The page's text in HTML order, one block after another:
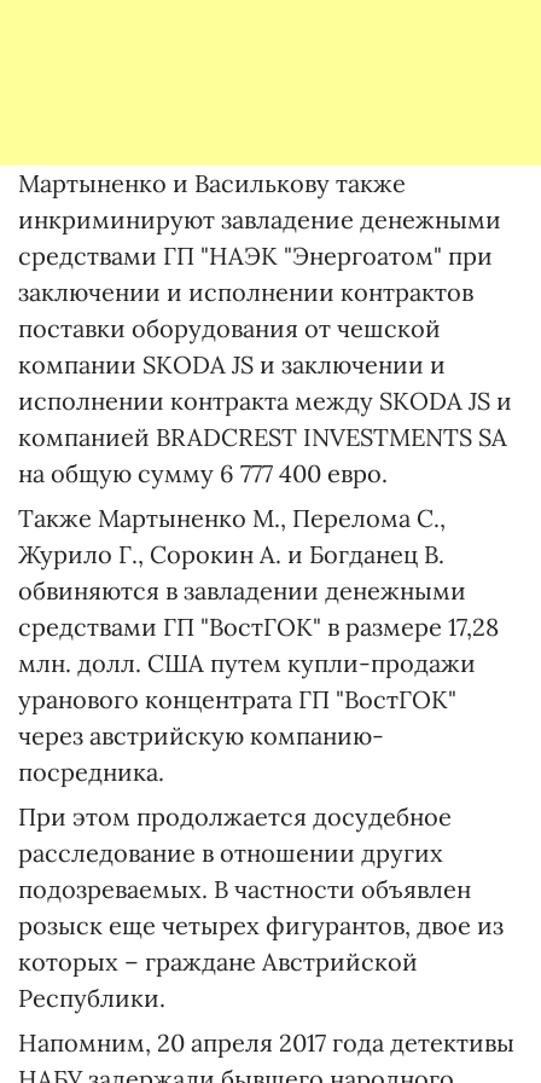
Мартыненко и Василькову также
инкриминируют завладение денежными
средствами ГП "НАЭК "Энергоатом" при
заключении и исполнении контрактов
поставки оборудования от чешской
компании SKODA JS и заключении и
исполнении контракта между SKODA JS и
компанией BRADCREST INVESTMENTS SA
на общую сумму 6 777 400 евро.
Также Мартыненко М., Перелома С.,
Журило Г., Сорокин А. и Богданец В.
обвиняются в завладении денежными
средствами ГП "ВостГОК" в размере 17,28
млн. долл. США путем купли-продажи
уранового концентрата ГП "ВостГОК"
через австрийскую компанию-
посредника.
При этом продолжается досудебное
расследование в отношении других
подозреваемых. В частности объявлен
розыск еще четырех фигурантов, двое из
которых – граждане Австрийской
Республики.
Напомним, 20 апреля 2017 года детективы